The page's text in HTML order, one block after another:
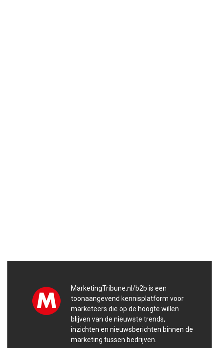
MarketingTribune.nl/b2b is een
toonaangevend kennisplatform voor
marketeers die op de hoogte willen
blijven van de nieuwste trends,
inzichten en nieuwsberichten binnen de
marketing tussen bedrijven.